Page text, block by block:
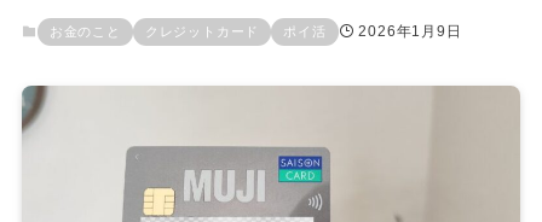
お金のこと クレジットカード ポイ活 2026年1月9日